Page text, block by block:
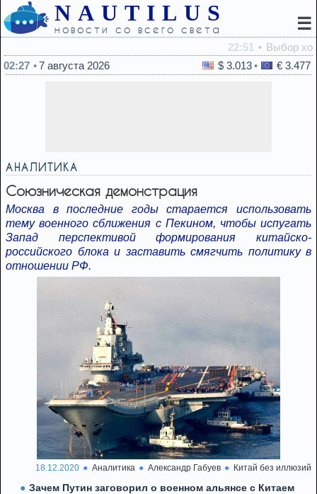
NAUTILUS
новости со всего света ☰
Выбор хозяина Евровидения-2027 обернулся громким
02:27
7 августа 2026 $ 3.013 € 3.477
АНАЛИТИКА
Союзническая демонстрация
Москва в последние годы старается использовать
тему военного сближения с Пекином, чтобы испугать
Запад перспективой формирования китайско-
российского блока и заставить смягчить политику в
отношении РФ.
18.12.2020 Аналитика Александр Габуев Китай без иллюзий
Зачем Путин заговорил о военном альянсе с Китаем